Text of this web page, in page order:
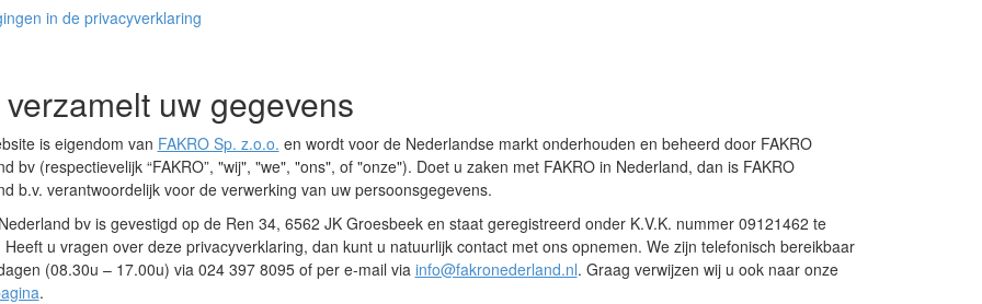
in de privacyverklaring
uw gegevens
is eigendom van FAKRO Sp. z.o.o. en wordt voor de Nederlandse markt onderhouden en beheerd door FAKRO
bv (respectievelijk “FAKRO”, "wij", "we", "ons", of "onze"). Doet u zaken met FAKRO in Nederland, dan is FAKRO
b.v. verantwoordelijk voor de verwerking van uw persoonsgegevens.
bv is gevestigd op de Ren 34, 6562 JK Groesbeek en staat geregistreerd onder K.V.K. nummer 09121462 te
Heeft u vragen over deze privacyverklaring, dan kunt u natuurlijk contact met ons opnemen. We zijn telefonisch bereikbaar
(08.30u – 17.00u) via 024 397 8095 of per e-mail via info@fakronederland.nl. Graag verwijzen wij u ook naar onze
.